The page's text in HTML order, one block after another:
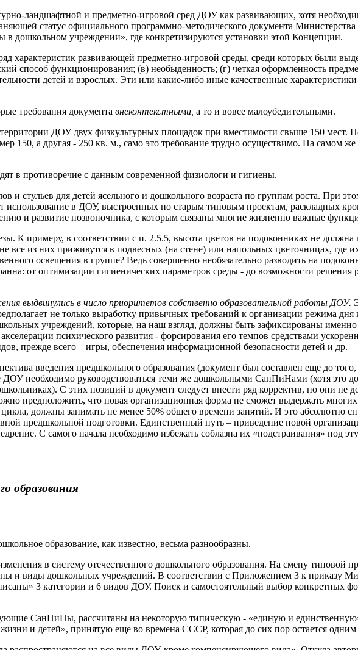
ландшафтной и предметно-игровой сред ДОУ как развивающих, хотя
статус официального программно-методического документа
дошкольном учреждении», где конкретизируются установки этой Концепции.
характеристик развивающей предметно-игровой среды, среди которых были
способ функционирования; (в) необыденность; (г) четкая оформленность
детей и взрослых. Эти или какие-либо иные качественные
требования документа внеконтекстными, а то и вовсе малоубедительными.
ДОУ двух физкультурных площадок при вместимости свыше 150 мест.
150, а другая - 250 кв. м., само это требование трудно осуществимо. На самом
в противоречие с данным современной физиологи и гигиены.
и стульев для детей ясельного и дошкольного возраста по группам роста. При
в ДОУ, выстроенных по старым типовым проектам, раскладных
и развитие позвоночника, с которым связаны многие жизненно важные
К примеру, в соответствии с п. 2.5.5, высота цветов на подоконниках не
все из них приживутся в подвесных (на стене) или напольных цветочницах, где
освещения в группе? Ведь совершенно необязательно разводить на
от оптимизации гигиенических параметров среды - до возможности решения
выдвинулись в число приоритетов собственно образовательной работы ДОУ.
не только выработку привычных требований к организации режима
учреждений, которые, на наш взгляд, должны быть зафиксированы
психического развития - форсирования его темпов средствами
прежде всего – игры, обеспечения информационной безопасности детей и др.
введения предшкольного образования (документ был составлен еще до
ДОУ необходимо руководствоваться теми же дошкольными СанПиНами (хотя это
С этих позиций в документ следует внести ряд корректив, но они не
предположить, что новая организационная форма не сможет выдержать
цикла, должны занимать не менее 50% общего времени занятий. И это абсолютно
предшкольной подготовки. Единственный путь – приведение новой
С самого начала необходимо избежать соблазна их «подстраивания» под
образования
образование, как известно, весьма разнообразны.
в систему отечественного дошкольного образования. На смену типовой
и виды дошкольных учреждений. В соответствии с Приложением 3 к приказу
3 категории и 6 видов ДОУ. Поиск и самостоятельный выбор конкретных
СанПиНы, рассчитаны на некоторую типическую - «единую и
и детей», принятую еще во времена СССР, которая до сих пор остается